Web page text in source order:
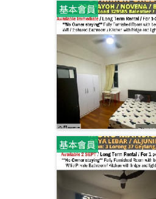
基本會員
基本會員